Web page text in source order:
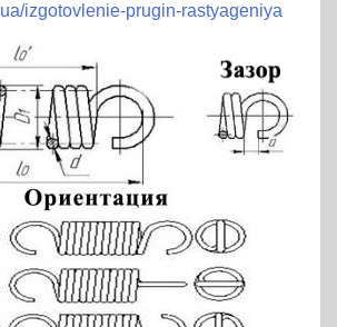
izgotovlenie-prugin-rastyageniya